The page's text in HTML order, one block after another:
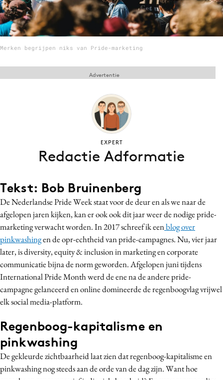
12 nov: MarketingLive!
Adverteren
Events
Vacatures
Carriere
Contentmarketing
Craft
Customer Experience
Data & Insights
Design
Digital transformation
Diversiteit
Effectiviteit
Influencer marketing
Interne communicatie
Martech
Merken begrijpen niks van Pride-marketing
Tekst: Bob Bruinenberg
De Nederlandse Pride Week staat voor de deur en als we naar de
afgelopen jaren kijken, kan er ook ook dit jaar weer de nodige pride-
marketing verwacht worden. In 2017 schreef ik eenblog over
pinkwashingen de opr-echtheid van pride-campagnes. Nu, vier jaar
later, is diversity, equity & inclusion in marketing en corporate
communicatie bijna de norm geworden. Afgelopen juni tijdens
International Pride Month werd de ene na de andere pride-
campagne gelanceerd en online domineerde de regenboogvlag vrijwel
elk social media-platform.
Regenboog-kapitalisme en
pinkwashing
De gekleurde zichtbaarheid laat zien dat regenboog-kapitalisme en
pinkwashing nog steeds aan de orde van de dag zijn. Want hoe
Advertentie
EXPERT
Redactie Adformatie